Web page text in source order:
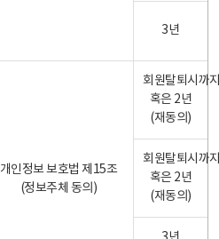
3년
개인정보 보호법 제15조
(정보주체 동의)
회원탈퇴시까
혹은 2년
(재동의)
회원탈퇴시까
혹은 2년
(재동의)